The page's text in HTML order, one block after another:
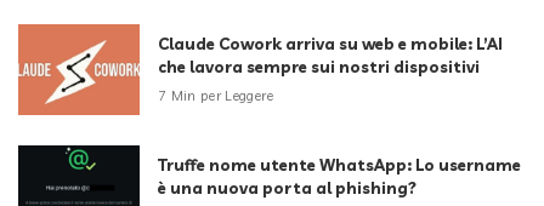
Claude Cowork arriva su web e mobile: L’AI
che lavora sempre sui nostri dispositivi
7 Min per Leggere
Truffe nome utente WhatsApp: Lo username
è una nuova porta al phishing?